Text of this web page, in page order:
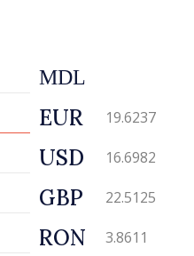
MDL
EUR 19.6237
USD 16.6982
GBP 22.5125
RON 3.8611